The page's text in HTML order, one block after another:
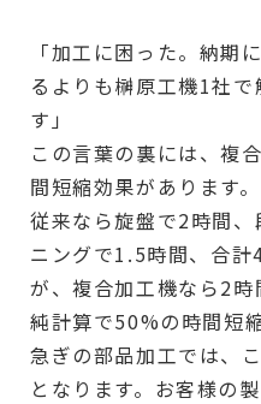
「加工に困った。納期
るよりも榊原工機1社
す」
この言葉の裏には、複
間短縮効果があります。
従来なら旋盤で2時間
ニングで1.5時間、合計
が、複合加工機なら2
純計算で50%の時間短縮
急ぎの部品加工では、
となります。お客様の